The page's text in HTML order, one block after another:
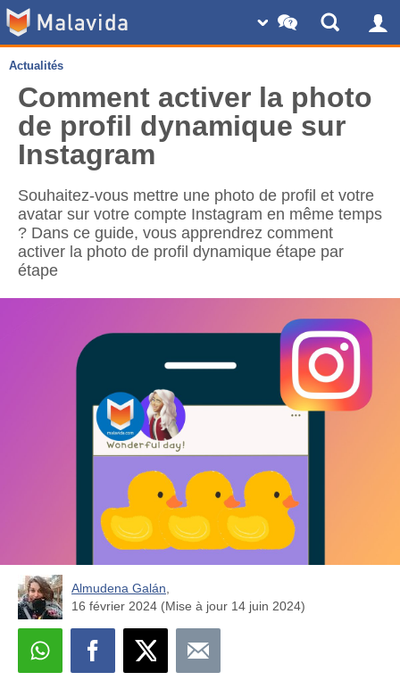
Actualités
Comment activer la photo
de profil dynamique sur
Instagram
Souhaitez-vous mettre une photo de profil et votre
avatar sur votre compte Instagram en même temps
? Dans ce guide, vous apprendrez comment
activer la photo de profil dynamique étape par
étape
Almudena Galán
16 février 2024 (Mise à jour 14 juin 2024)